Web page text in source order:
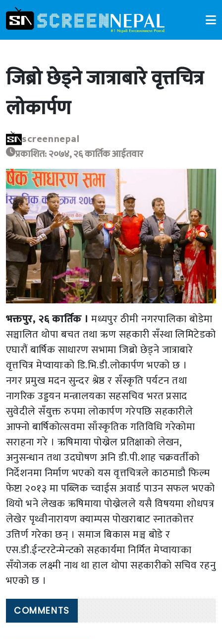
जिब्रो छेड्ने जात्राबारे वृत्तचित्र
लोकार्पण
screennepal
प्रकाशित: २०७४, २६ कार्तिक आईतवार
भक्तपुर, २६ कार्तिक । मध्यपुर ठीमी नगरपालिका बोडेमा
सञ्चालित थोपा बचत तथा ऋण सहकारी सँस्था लिमिटेडको
एघारौं बार्षिक साधारण सभामा जिब्रो छेड्ने जात्राबारे
वृत्तचित्र मेप्वायाःको डि.भि.डी.लोकार्पण भएको छ ।
नगर प्रमुख मदन सुन्दर श्रेष्ठ र सँस्कृति पर्यटन तथा
नागरिक उड्डयन मन्त्रालयका सहसचिव भरत प्रसाद
सुवेदीले सँयुक्त रुपमा लोकार्पण गरेपछि सहकारीले
आफ्नो बार्षिकोत्सवमा साँस्कृतिक गतिविधि गरेकोमा
सराहना गरे । ऋषिमाया पोख्रेल प्रतिक्षाको लेखन,
अनुसन्धान तथा उदघोषण अनि डी.पी.शाह चक्रवर्तीको
निर्देशनमा निर्माण भएको यस वृत्तचित्रले काठमाडौ फिल्म
फेष्टा २०१३ मा पब्लिक च्वाईस अवार्ड पाउन सफल भएको
थियो भने लेखक ऋषिमाया पोख्रेलले यसै विषयमा शोधपत्र
लेखेर पृथ्वीनारायण क्याम्पस पोखराबाट स्नातकोत्तर
उत्तिर्ण गरेका छन् । समाज बिकास मञ्च बोडे र
एस.डी.ईन्टरटेन्मेन्टको सहकार्यमा निर्मित मेप्वायाःका
सँयोजक लक्ष्मी नाथ था हाल थोपा सहकारीको सचिव रहनु
भएको छ ।
COMMENTS